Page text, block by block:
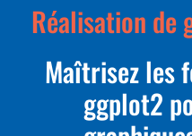
Réalisation de
Maîtrisez les
ggplot2